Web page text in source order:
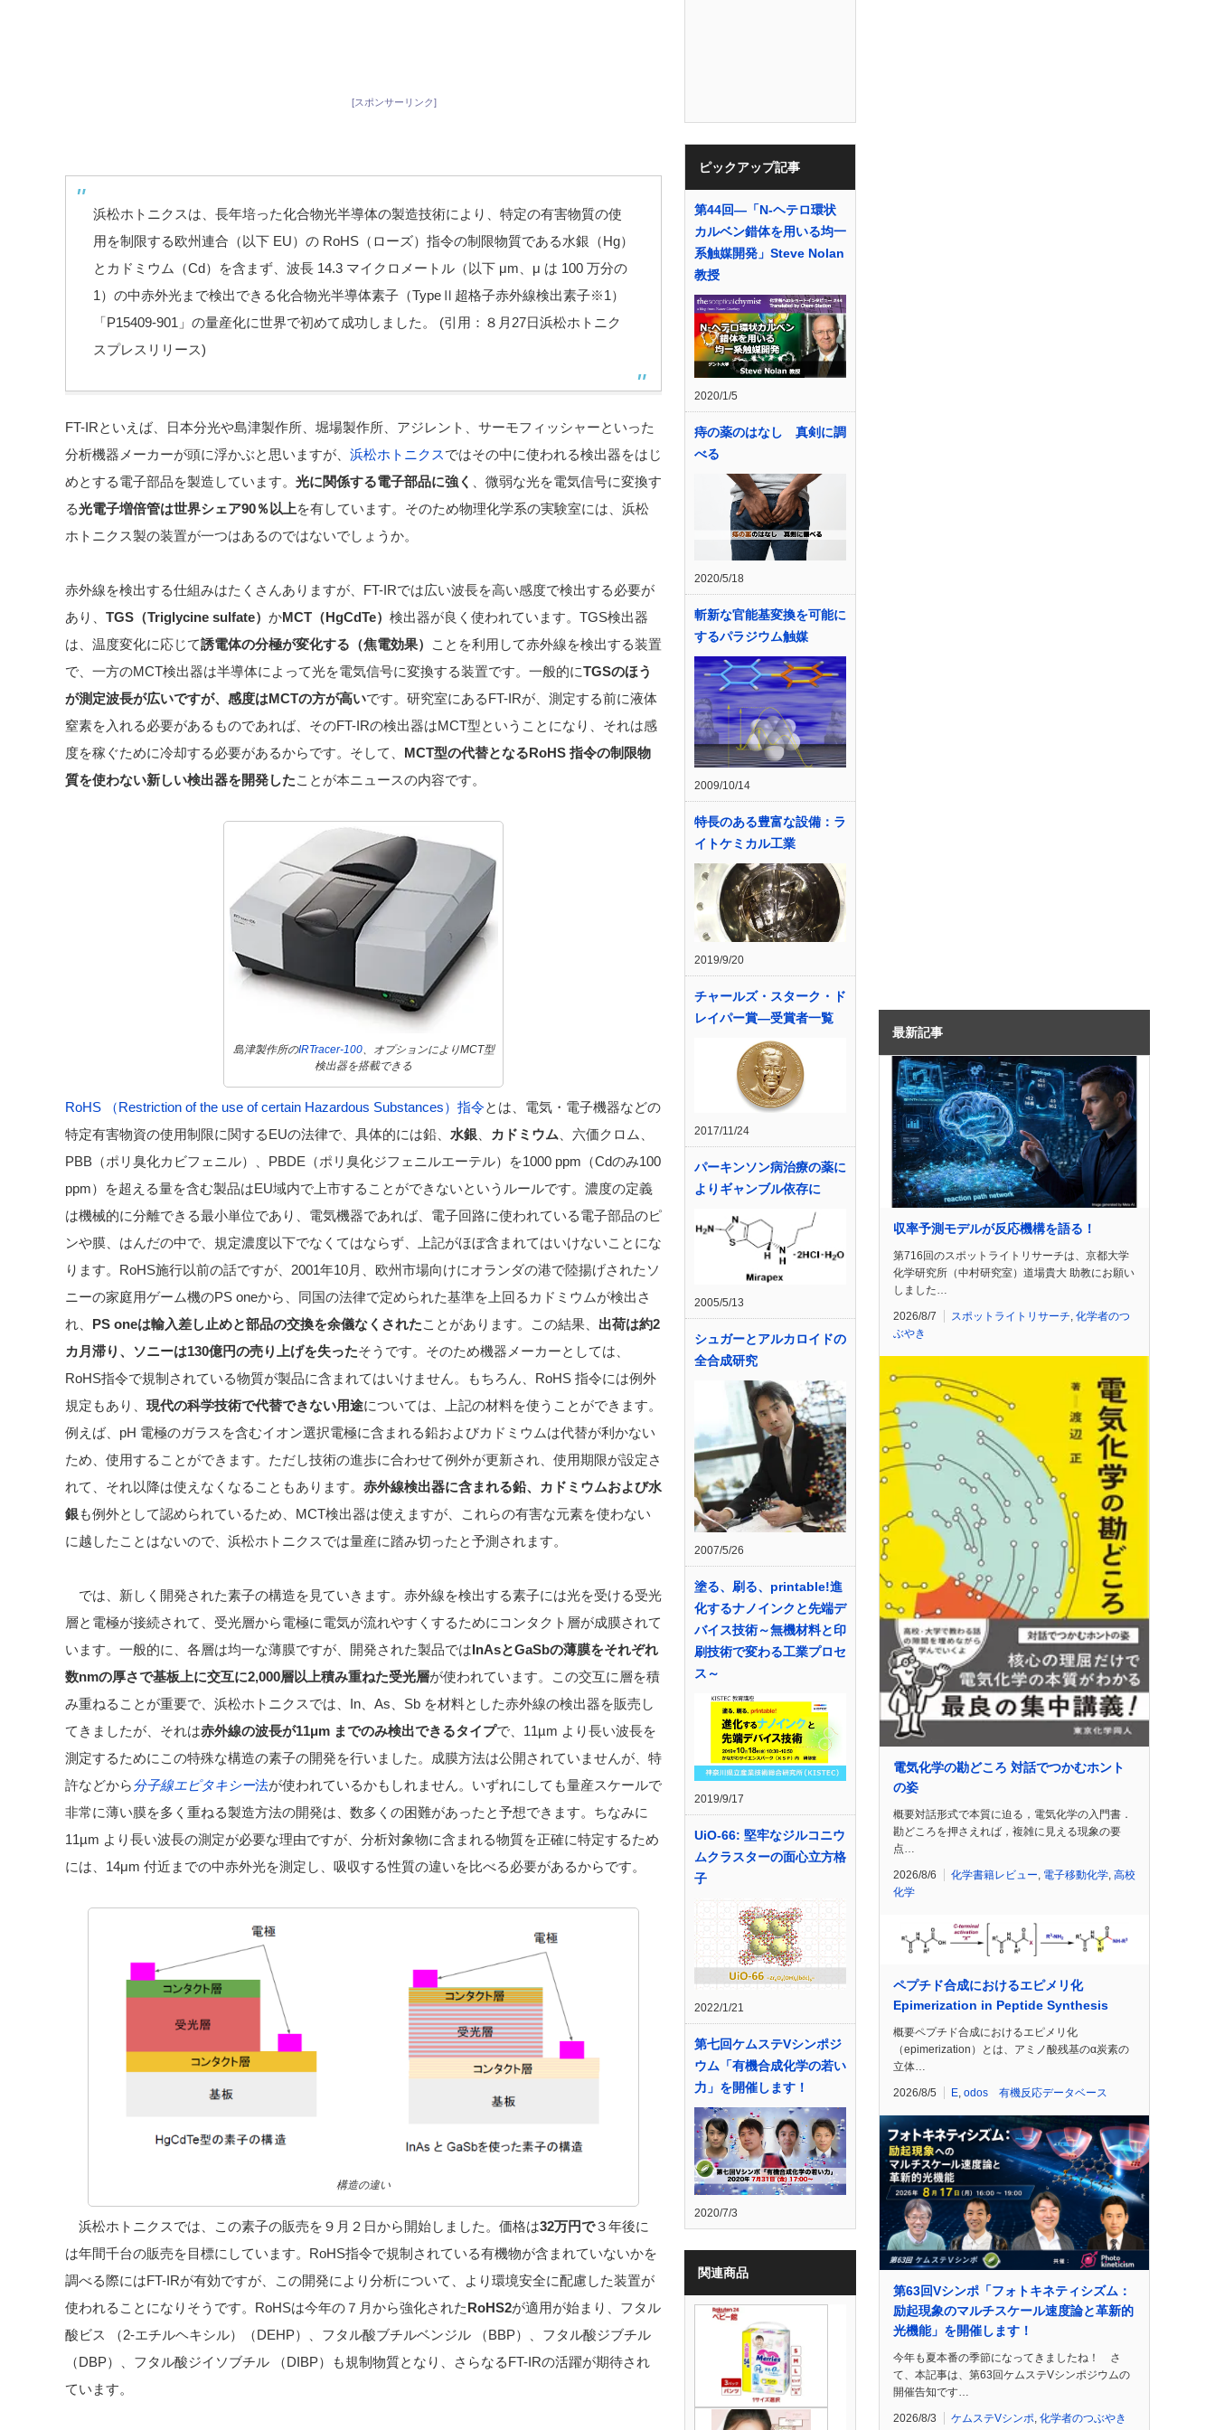
[スポンサーリンク]
浜松ホトニクスは、長年培った化合物光半導体の製造技術により、特定の有害物質の使
用を制限する欧州連合（以下 EU）の RoHS（ローズ）指令の制限物質である水銀（Hg）
とカドミウム（Cd）を含まず、波長 14.3 マイクロメートル（以下 μm、μ は 100 万分の
1）の中赤外光まで検出できる化合物光半導体素子（TypeⅡ超格子赤外線検出素子※1）
「P15409-901」の量産化に世界で初めて成功しました。 (引用：８月27日浜松ホトニク
スプレスリリース)
FT-IRといえば、日本分光や島津製作所、堀場製作所、アジレント、サーモフィッシャーといった
分析機器メーカーが頭に浮かぶと思いますが、 浜松ホトニクスではその中に使われる検出器をはじ
めとする電子部品を製造しています。 光に関係する電子部品に強く
、微弱な光を電気信号に変換す
る光電子増倍管は世界シェア90％以上を有しています。そのため物理化学系の実験室には、浜松
ホトニクス製の装置が一つはあるのではないでしょうか。
赤外線を検出する仕組みはたくさんありますが、FT-IRでは広い波長を高い感度で検出する必要が
あり、 TGS（Triglycine sulfate） かMCT（HgCdTe） 検出器が良く使われています。TGS検出器
は、温度変化に応じて誘電体の分極が変化する（焦電効果）
ことを利用して赤外線を検出する装置
で、一方のMCT検出器は半導体によって光を電気信号に変換する装置です。一般的にTGSのほう
が測定波長が広いですが、感度はMCTの方が高いです。研究室にあるFT-IRが、測定する前に液体
窒素を入れる必要があるものであれば、そのFT-IRの検出器はMCT型ということになり、それは感
度を稼ぐために冷却する必要があるからです。そして、 MCT型の代替となるRoHS 指令の制限物
質を使わない新しい検出器を開発したことが本ニュースの内容です。
島津製作所のIRTracer-100、オプションによりMCT型
検出器を搭載できる
RoHS （Restriction of the use of certain Hazardous Substances）指令とは、電気・電子機器などの
特定有害物資の使用制限に関するEUの法律で、具体的には鉛、 水銀、 カドミウム、六価クロム、
PBB（ポリ臭化カビフェニル）、PBDE（ポリ臭化ジフェニルエーテル）を1000 ppm（Cdのみ100
ppm）を超える量を含む製品はEU域内で上市することができないというルールです。濃度の定義
は機械的に分離できる最小単位であり、電気機器であれば、電子回路に使われている電子部品のピ
ンや膜、はんだの中で、規定濃度以下でなくてはならず、上記がほぼ含まれてはいけないことにな
ります。RoHS施行以前の話ですが、2001年10月、欧州市場向けにオランダの港で陸揚げされたソ
ニーの家庭用ゲーム機のPS oneから、同国の法律で定められた基準を上回るカドミウムが検出さ
れ、
PS oneは輸入差し止めと部品の交換を余儀なくされたことがあります。この結果、 出荷は約2
カ月滞り、ソニーは130億円の売り上げを失ったそうです。そのため機器メーカーとしては、
RoHS指令で規制されている物質が製品に含まれてはいけません。もちろん、RoHS 指令には例外
規定もあり、 現代の科学技術で代替できない用途については、上記の材料を使うことができます。
例えば、pH 電極のガラスを含むイオン選択電極に含まれる鉛およびカドミウムは代替が利かない
ため、使用することができます。ただし技術の進歩に合わせて例外が更新され、使用期限が設定さ
れて、それ以降は使えなくなることもあります。 赤外線検出器に含まれる鉛、カドミウムおよび水
銀 も例外として認められているため、MCT検出器は使えますが、これらの有害な元素を使わない
に越したことはないので、浜松ホトニクスでは量産に踏み切ったと予測されます。
では、新しく開発された素子の構造を見ていきます。赤外線を検出する素子には光を受ける受光
層と電極が接続されて、受光層から電極に電気が流れやすくするためにコンタクト層が成膜されて
います。一般的に、各層は均一な薄膜ですが、開発された製品では InAsとGaSbの薄膜をそれぞれ
数nmの厚さで基板上に交互に2,000層以上積み重ねた受光層が使われています。この交互に層を積
み重ねることが重要で、浜松ホトニクスでは、In、As、Sb を材料とした赤外線の検出器を販売し
てきましたが、それは赤外線の波長が11μm までのみ検出できるタイプで、11µm より長い波長を
測定するためにこの特殊な構造の素子の開発を行いました。成膜方法は公開されていませんが、特
許などから分子線エピタキシー法が使われているかもしれません。いずれにしても量産スケールで
非常に薄い膜を多く重ねる製造方法の開発は、数多くの困難があったと予想できます。ちなみに
11µm より長い波長の測定が必要な理由ですが、分析対象物に含まれる物質を正確に特定するため
には、14μm 付近までの中赤外光を測定し、吸収する性質の違いを比べる必要があるからです。
構造の違い
浜松ホトニクスでは、この素子の販売を９月２日から開始しました。価格は32万円で３年後に
は年間千台の販売を目標にしています。RoHS指令で規制されている有機物が含まれていないかを
調べる際にはFT-IRが有効ですが、この開発により分析について、より環境安全に配慮した装置が
使われることになりそうです。RoHSは今年の７月から強化されたRoHS2が適用が始まり、フタル
酸ビス （2-エチルヘキシル）（DEHP）、フタル酸ブチルベンジル （BBP）、フタル酸ジブチル
（DBP）、フタル酸ジイソブチル （DIBP）も規制物質となり、さらなるFT-IRの活躍が期待され
ています。
ピックアップ記事
第44回―「N-ヘテロ環状
カルベン錯体を用いる均一
系触媒開発」Steve Nolan
教授
2020/1/5
痔の薬のはなし 真剣に調
べる
2020/5/18
斬新な官能基変換を可能に
するパラジウム触媒
2009/10/14
特長のある豊富な設備：ラ
イトケミカル工業
2019/9/20
チャールズ・スターク・ド
レイパー賞―受賞者一覧
2017/11/24
パーキンソン病治療の薬に
よりギャンブル依存に
2005/5/13
シュガーとアルカロイドの
全合成研究
2007/5/26
塗る、刷る、printable!進
化するナノインクと先端デ
バイス技術～無機材料と印
刷技術で変わる工業プロセ
ス～
2019/9/17
UiO-66: 堅牢なジルコニウ
ムクラスターの面心立方格
子
2022/1/21
第七回ケムステVシンポジ
ウム「有機合成化学の若い
力」を開催します！
2020/7/3
関連商品
最新記事
収率予測モデルが反応機構を語る！
第716回のスポットライトリサーチは、京都大学
化学研究所（中村研究室）道場貴大 助教にお願い
しました…
2026/8/7 スポットライトリサーチ 化学者のつ
ぶやき
電気化学の勘どころ 対話でつかむホント
の姿
概要対話形式で本質に迫る，電気化学の入門書．
勘どころを押さえれば，複雑に見える現象の要
点…
2026/8/6 化学書籍レビュー 電子移動化学 高校
化学
ペプチド合成におけるエピメリ化
Epimerization in Peptide Synthesis
概要ペプチド合成におけるエピメリ化
（epimerization）とは、アミノ酸残基のα炭素の
立体…
2026/8/5 E odos 有機反応データベース
第63回Vシンポ「フォトキネティシズム：
励起現象のマルチスケール速度論と革新的
光機能」を開催します！
今年も夏本番の季節になってきましたね！ さ
て、本記事は、第63回ケムステVシンポジウムの
開催告知です…
2026/8/3 ケムステVシンポ, 化学者のつぶやき